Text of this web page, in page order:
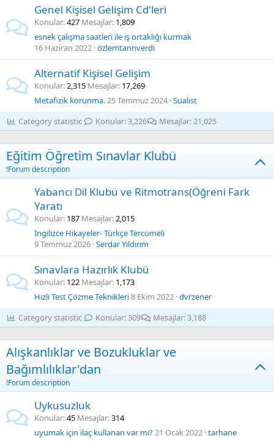
Genel Kişisel Gelişim Cd'leri
Konular 427 Mesajlar 1,809
esnek çalışma saatleri ile iş ortaklığı kurmak
16 Haziran 2022 özlemtanrıverdi
Alternatif Kişisel Gelişim
Konular 2,315 Mesajlar 17,269
Metafizik korunma.25 Temmuz 2024 Sualist
Category statistic
Konular 3,226 Mesajlar 21,025
Eğitim Öğretim Sınavlar Klubü
!Forum description
Yabancı Dil Klubü ve Ritmotrans(Öğreni Fark
Yaratı
Konular 187 Mesajlar 2,015
İngilizce Hikayeler- Türkçe Tercümeli
9 Temmuz 2026 Serdar Yıldırım
Sınavlara Hazırlık Klubü
Konular 122 Mesajlar 1,173
Hızlı Test Çözme Teknikleri8 Ekim 2022 dvrzener
Category statistic
Konular 309 Mesajlar 3,188
Alışkanlıklar ve Bozukluklar ve
Bağımlılıklar'dan
!Forum description
Uykusuzluk
Konular 45 Mesajlar 314
uyumak için ilaç kullanan var mı?21 Ocak 2022 tarhane